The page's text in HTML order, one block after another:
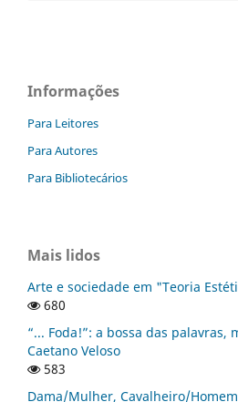
Informações
Para Leitores
Para Autores
Para Bibliotecários
Mais lidos
Arte e sociedade em "Teoria
680
“... Foda!”: a bossa das palavras,
Caetano Veloso
583
Dama/Mulher, Cavalheiro/